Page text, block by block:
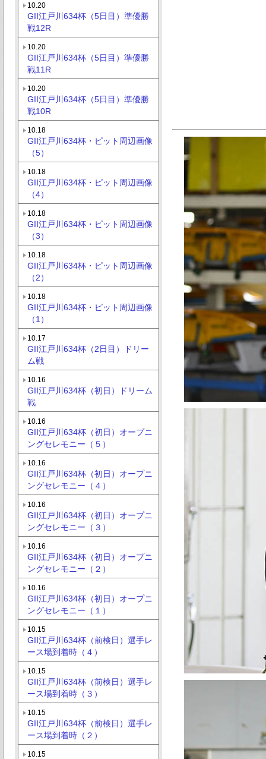
10.20
GII江戸川634杯（5日目）準優勝
戦12R
10.20
GII江戸川634杯（5日目）準優勝
戦11R
10.20
GII江戸川634杯（5日目）準優勝
戦10R
10.18
GII江戸川634杯・ピット周辺画像
（5）
10.18
GII江戸川634杯・ピット周辺画像
（4）
10.18
GII江戸川634杯・ピット周辺画像
（3）
10.18
GII江戸川634杯・ピット周辺画像
（2）
10.18
GII江戸川634杯・ピット周辺画像
（1）
10.17
GII江戸川634杯（2日目）ドリー
ム戦
10.16
GII江戸川634杯（初日）ドリーム
戦
10.16
GII江戸川634杯（初日）オープニ
ングセレモニー（５）
10.16
GII江戸川634杯（初日）オープニ
ングセレモニー（４）
10.16
GII江戸川634杯（初日）オープニ
ングセレモニー（３）
10.16
GII江戸川634杯（初日）オープニ
ングセレモニー（２）
10.16
GII江戸川634杯（初日）オープニ
ングセレモニー（１）
10.15
GII江戸川634杯（前検日）選手レ
ース場到着時（４）
10.15
GII江戸川634杯（前検日）選手レ
ース場到着時（３）
10.15
GII江戸川634杯（前検日）選手レ
ース場到着時（２）
10.15